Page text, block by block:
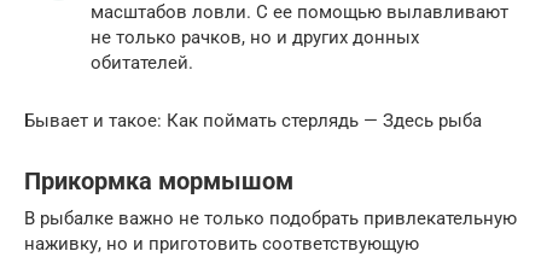
масштабов ловли. С ее помощью вылавливают
не только рачков, но и других донных
обитателей.
Бывает и такое: Как поймать стерлядь — Здесь рыба
Прикормка мормышом
В рыбалке важно не только подобрать привлекательную
наживку, но и приготовить соответствующую